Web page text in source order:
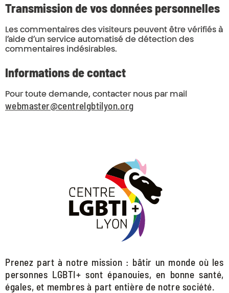
Transmission de vos données personnelles
Les commentaires des visiteurs peuvent être vérifiés à
l’aide d’un service automatisé de détection des
commentaires indésirables.
Informations de contact
Pour toute demande, contacter nous par mail
webmaster@centrelgbtilyon.org
Prenez part à notre mission : bâtir un monde où les
personnes LGBTI+ sont épanouies, en bonne santé,
égales, et membres à part entière de notre société.